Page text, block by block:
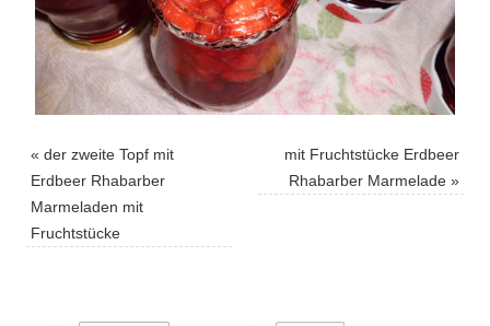
« der zweite Topf mit
Erdbeer Rhabarber
Marmeladen mit
Fruchtstücke
mit Fruchtstücke Erdbeer
Rhabarber Marmelade »